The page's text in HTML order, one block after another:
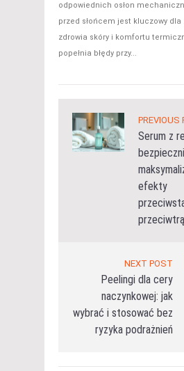
odpowiednich osłon
przed słońcem jest kluczowy
zdrowia skóry i komfortu
popełnia błędy przy...
PREVIOUS
Serum z
efekty
NEXT POST
Peelingi dla cery
naczynkowej: jak
wybrać i stosować bez
ryzyka podrażnień